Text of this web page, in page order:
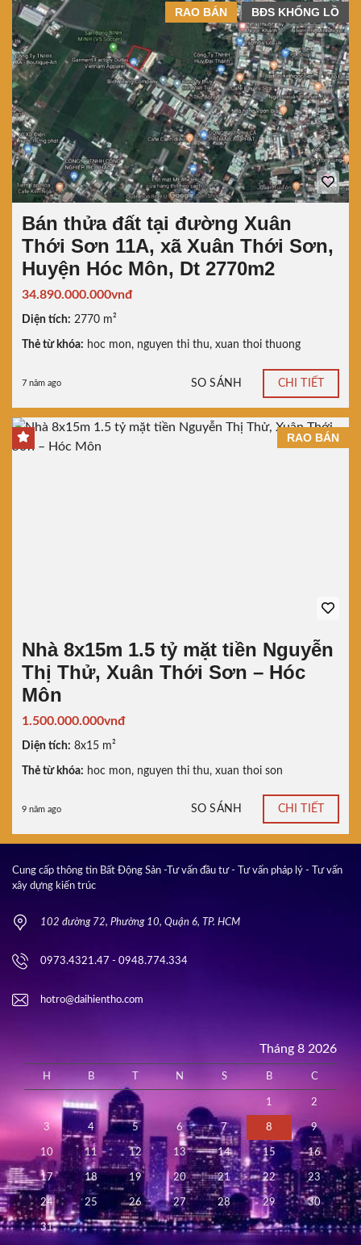
BĐS KHỔNG LỒ
RAO BÁN
Bán thửa đất tại đường Xuân
Thới Sơn 11A, xã Xuân Thới Sơn,
Huyện Hóc Môn, Dt 2770m2
34.890.000.000vnđ
Diện tích: 2770 m²
Thẻ từ khóa: hoc mon, nguyen thi thu, xuan thoi thuong
7 năm ago SO SÁNH CHI TIẾT
RAO BÁN
Nhà 8x15m 1.5 tỷ mặt tiền Nguyễn
Thị Thử, Xuân Thới Sơn – Hóc
Môn
1.500.000.000vnđ
Diện tích: 8x15 m²
Thẻ từ khóa: hoc mon, nguyen thi thu, xuan thoi son
9 năm ago SO SÁNH CHI TIẾT
Cung cấp thông tin Bất Động Sản -Tư vấn đầu tư - Tư vấn pháp lý - Tư vấn
xây dựng kiến trúc
102 đường 72, Phường 10, Quận 6, TP. HCM
0973.4321.47 - 0948.774.334
hotro@daihientho.com
Tháng 8 2026
H B N S B C
1 2
3 4 5 6 7 8 9
10 11 12 13 14 15 16
17 18 19 20 21 22 23
24 25 26 27 28 29 30
31